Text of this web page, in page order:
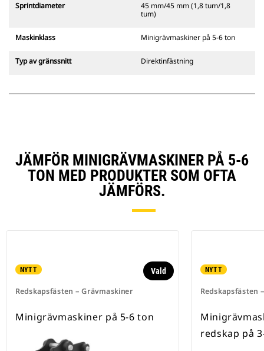
Sprintdiameter
45 mm/45 mm (1,8 tum/1,8
tum)
Maskinklass Minigrävmaskiner på 5-6 ton
Typ av gränssnitt Direktinfästning
JÄMFÖR MINIGRÄVMASKINER PÅ 5-6
TON MED PRODUKTER SOM OFTA
JÄMFÖRS.
NYTT
Redskapsfästen – Grävmaskiner
Vald
Minigrävmaskiner på 5-6 ton
NYTT
Redskapsfästen
redskap på